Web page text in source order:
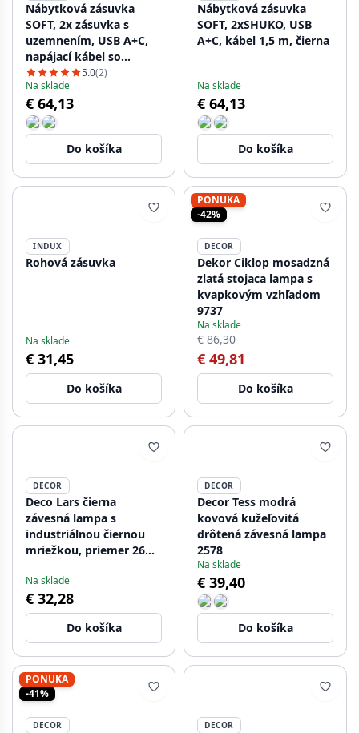
Nábytková zásuvka
SOFT, 2x zásuvka s
uzemnením, USB A+C,
napájací kábel so
zástrčkou, čierna
5.0(2)
Na sklade
€ 64,13
Do košíka
Nábytková zásuvka
SOFT, 2xSHUKO, USB
A+C, kábel 1,5 m, čierna
Na sklade
€ 64,13
Do košíka
INDUX
Rohová zásuvka
Na sklade
€ 31,45
Do košíka
PONUKA
-42%
DECOR
Dekor Ciklop mosadzná
zlatá stojaca lampa s
kvapkovým vzhľadom
9737
Na sklade
€ 86,30
€ 49,81
Do košíka
DECOR
Deco Lars čierna
závesná lampa s
industriálnou čiernou
mriežkou, priemer 26
Na sklade
€ 32,28
Do košíka
DECOR
Decor Tess modrá
kovová kužeľovitá
drôtená závesná lampa
2578
Na sklade
€ 39,40
Do košíka
PONUKA
-41%
DECOR DECOR